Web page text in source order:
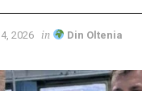
2026 in Din Oltenia